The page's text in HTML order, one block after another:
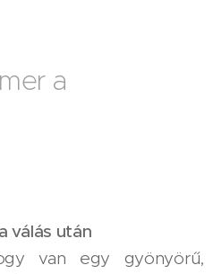
a
válás után
van egy gyönyörű,